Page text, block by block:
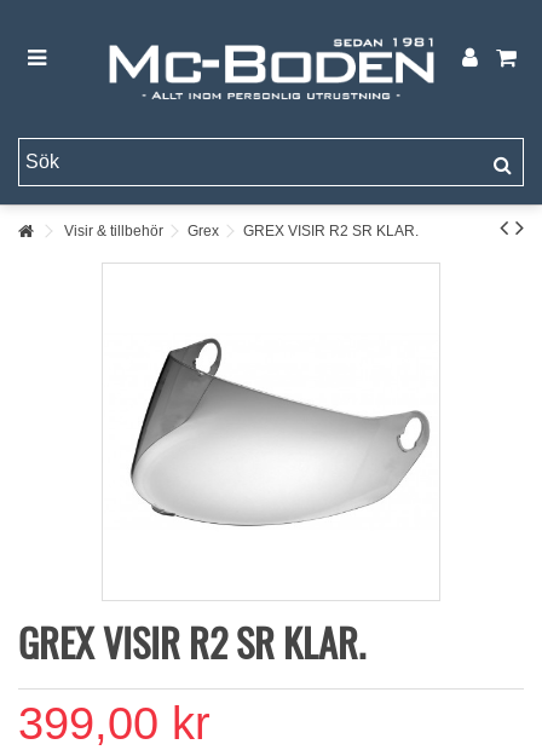
Visir & tillbehör Grex GREX VISIR R2 SR KLAR.
GREX VISIR R2 SR KLAR.
399,00 kr